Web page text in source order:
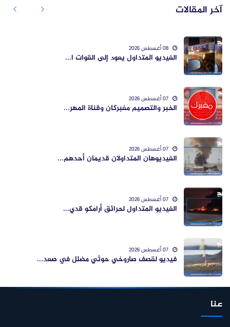
آخر المقالات
الفيديو المتداول يعود إلى القوات ا...
الخبر والتصميم مفبركان وقناة المهر...
الفيديوهان المتداولان قديمان أحدهم...
الفيديو المتداول لحرائق أرامكو قدي...
فيديو لقصف صاروخي حوثي مضلل في صعد...
عنا